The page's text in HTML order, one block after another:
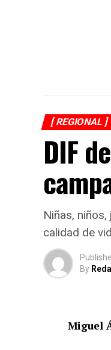
[ REGIONAL ]
DIF
Niñas,
calidad de
By
Miguel